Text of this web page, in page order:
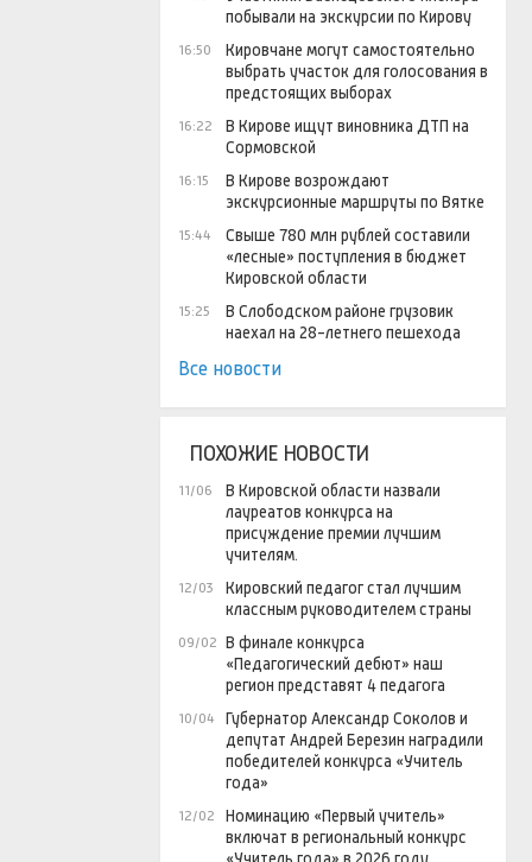
побывали на экскурсии по Кирову
16:50
Кировчане могут самостоятельно
выбрать участок для голосования в
предстоящих выборах
16:22
В Кирове ищут виновника ДТП на
Сормовской
16:15
В Кирове возрождают
экскурсионные маршруты по Вятке
15:44
Свыше 780 млн рублей составили
«лесные» поступления в бюджет
Кировской области
15:25
В Слободском районе грузовик
наехал на 28-летнего пешехода
Все новости
ПОХОЖИЕ НОВОСТИ
11/06
В Кировской области назвали
лауреатов конкурса на
присуждение премии лучшим
учителям.
12/03
Кировский педагог стал лучшим
классным руководителем страны
09/02 В финале конкурса
«Педагогический дебют» наш
регион представят 4 педагога
10/04
Губернатор Александр Соколов и
депутат Андрей Березин наградили
победителей конкурса «Учитель
года»
12/02
Номинацию «Первый учитель»
включат в региональный конкурс